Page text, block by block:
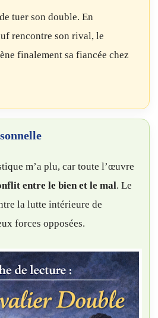
tuer son double. En
rencontre son rival, le
finalement sa fiancée chez
m’a plu, car toute l’œuvre
entre le bien et le mal. Le
la lutte intérieure de
forces opposées.